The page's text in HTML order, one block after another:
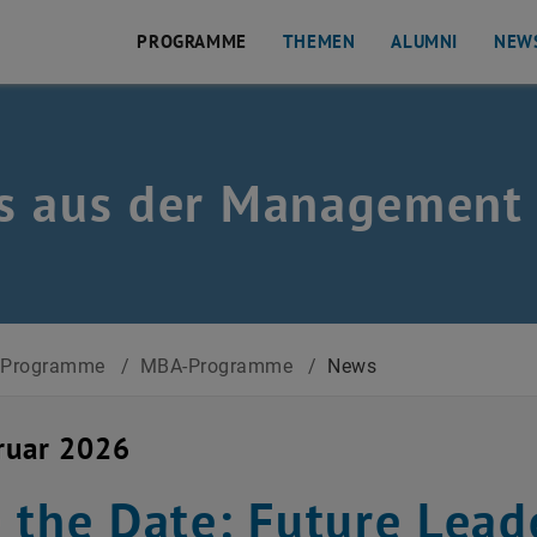
PROGRAMME THEMEN ALUMNI
aus der
Programme / MBA-Programme / News
2026
the Date: Future